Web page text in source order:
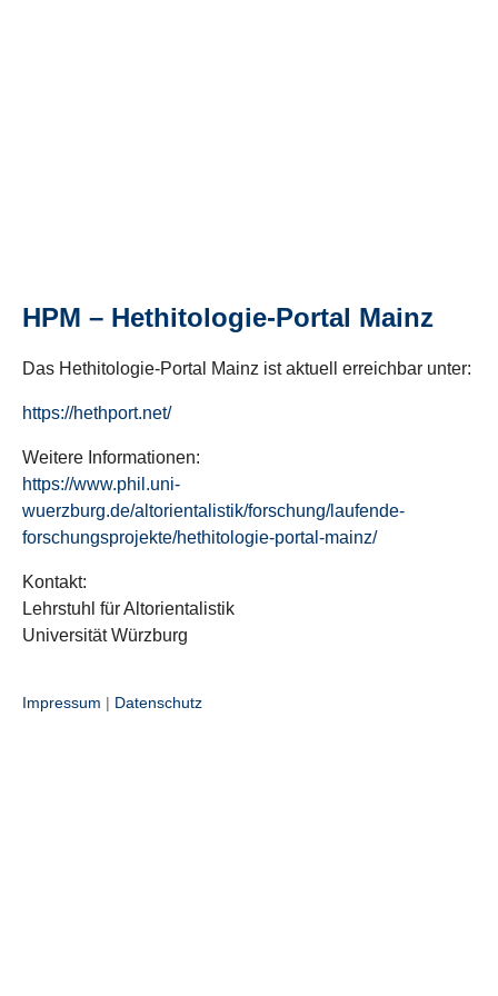
HPM – Hethitologie-Portal Mainz
Das Hethitologie-Portal Mainz ist aktuell erreichbar unter:
https://hethport.net/
Weitere Informationen:
https://www.phil.uni-
wuerzburg.de/altorientalistik/forschung/laufende-
forschungsprojekte/hethitologie-portal-mainz/
Kontakt:
Lehrstuhl für Altorientalistik
Universität Würzburg
Impressum | Datenschutz